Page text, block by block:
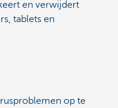
en verwijdert
tablets en
op te